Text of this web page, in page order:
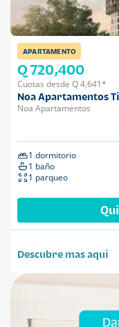
APARTAMENTO
Q 720,400
Cuotas desde Q 4,641*
Noa Apartamentos
Noa Apartamentos
1 dormitorio
1 baño
1 parqueo
Descubre mas aqui